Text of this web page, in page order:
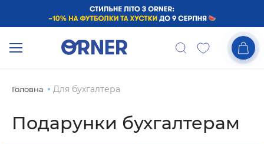
Головна Для бухгалтера
Подарунки бухгалтерам